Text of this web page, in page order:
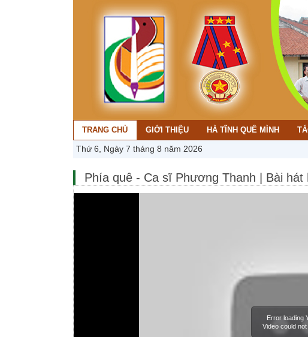
TRANG CHỦ GIỚI THIỆU HÀ TĨNH QUÊ MÌNH
Thứ 6, Ngày 7 tháng 8 năm 2026
Phía quê - Ca sĩ Phương Thanh | Bài hát
Error loading
Video could